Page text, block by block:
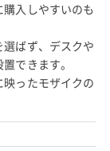
入しやすいのも
ばず、デスクや
できます。
ったモザイクの